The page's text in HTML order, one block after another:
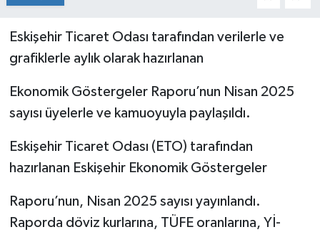
Eskişehir Ticaret Odası tarafından verilerle ve
grafiklerle aylık olarak hazırlanan
Ekonomik Göstergeler Raporu’nun Nisan 2025
sayısı üyelerle ve kamuoyuyla paylaşıldı.
Eskişehir Ticaret Odası (ETO) tarafından
hazırlanan Eskişehir Ekonomik Göstergeler
Raporu’nun, Nisan 2025 sayısı yayınlandı.
Raporda döviz kurlarına, TÜFE oranlarına, Yİ-